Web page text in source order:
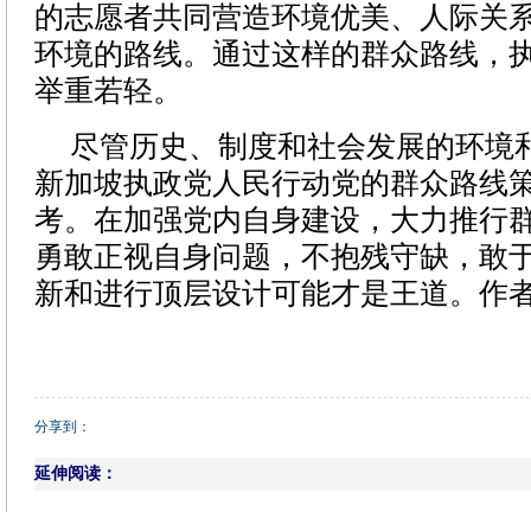
的志愿者共同营造环境优美、人际关
环境的路线。通过这样的群众路线，
举重若轻。
尽管历史、制度和社会发展的环境
新加坡执政党人民行动党的群众路线
考。在加强党内自身建设，大力推行
勇敢正视自身问题，不抱残守缺，敢
新和进行顶层设计可能才是王道。 作
分享到：
延伸阅读：